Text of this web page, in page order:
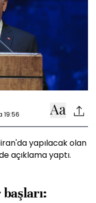
19:56
yapılacak olan
açıklama yaptı.